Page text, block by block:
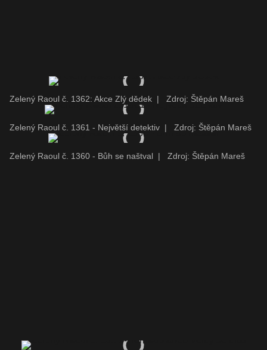
Zelený Raoul č. 1362: Akce Zlý dědek | Zdroj: Štěpán Mareš
Zelený Raoul č. 1361 - Největší detektiv | Zdroj: Štěpán Mareš
Zelený Raoul č. 1360 - Bůh se naštval | Zdroj: Štěpán Mareš